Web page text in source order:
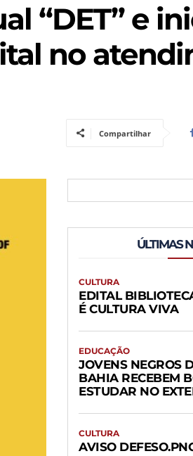
“DET” e
no
Compartilhar
ÚLTIMAS
CULTURA
EDITAL
É CULTURA VIVA
EDUCAÇÃO
JOVENS NEGROS
BAHIA RECEBEM
ESTUDAR NO
CULTURA
AVISO